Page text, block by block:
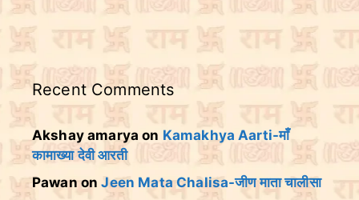
Recent Comments
Akshay amarya on Kamakhya Aarti-माँ
कामाख्या देवी आरती
PawanonJeen Mata Chalisa-जीण माता चालीसा